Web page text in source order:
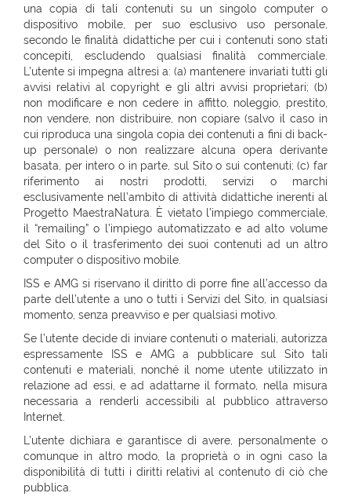
una copia di tali contenuti su un singolo computer o
dispositivo mobile, per suo esclusivo uso personale,
secondo le finalità didattiche per cui i contenuti sono stati
concepiti, escludendo qualsiasi finalità commerciale.
L’utente si impegna altresì a: (a) mantenere invariati tutti gli
avvisi relativi al copyright e gli altri avvisi proprietari; (b)
non modificare e non cedere in affitto, noleggio, prestito,
non vendere, non distribuire, non copiare (salvo il caso in
cui riproduca una singola copia dei contenuti a fini di back-
up personale) o non realizzare alcuna opera derivante
basata, per intero o in parte, sul Sito o sui contenuti; (c) far
riferimento ai nostri prodotti, servizi o marchi
esclusivamente nell’ambito di attività didattiche inerenti al
Progetto MaestraNatura. È vietato l’impiego commerciale,
il “remailing” o l’impiego automatizzato e ad alto volume
del Sito o il trasferimento dei suoi contenuti ad un altro
computer o dispositivo mobile.
ISS e AMG si riservano il diritto di porre fine all’accesso da
parte dell’utente a uno o tutti i Servizi del Sito, in qualsiasi
momento, senza preavviso e per qualsiasi motivo.
Se l’utente decide di inviare contenuti o materiali, autorizza
espressamente ISS e AMG a pubblicare sul Sito tali
contenuti e materiali, nonché il nome utente utilizzato in
relazione ad essi, e ad adattarne il formato, nella misura
necessaria a renderli accessibili al pubblico attraverso
Internet.
L’utente dichiara e garantisce di avere, personalmente o
comunque in altro modo, la proprietà o in ogni caso la
disponibilità di tutti i diritti relativi al contenuto di ciò che
pubblica.